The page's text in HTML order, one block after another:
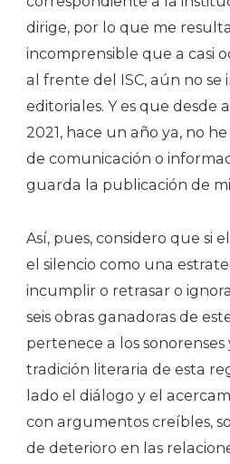
dirige, por lo que me
incomprensible que a casi
al frente del ISC, aún no se
editoriales. Y es que desde
2021, hace un año ya, no
de comunicación o
guarda la publicación de
Así, pues, considero que si
el silencio como una
incumplir o retrasar o
seis obras ganadoras de
pertenece a los sonorenses
tradición literaria de esta
lado el diálogo y el
con argumentos creíbles,
de deterioro en las